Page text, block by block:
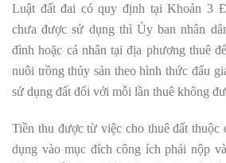
Luật đất đai có quy định tại Khoản 3
chưa được sử dụng thì Ủy ban nhân
đình hoặc cá nhân tại địa phương thuê
nuôi trồng thủy sản theo hình thức đấu
sử dụng đất đối với mỗi lần thuê không
Tiền thu được từ việc cho thuê đất thuộc
dụng vào mục đích công ích phải nộp